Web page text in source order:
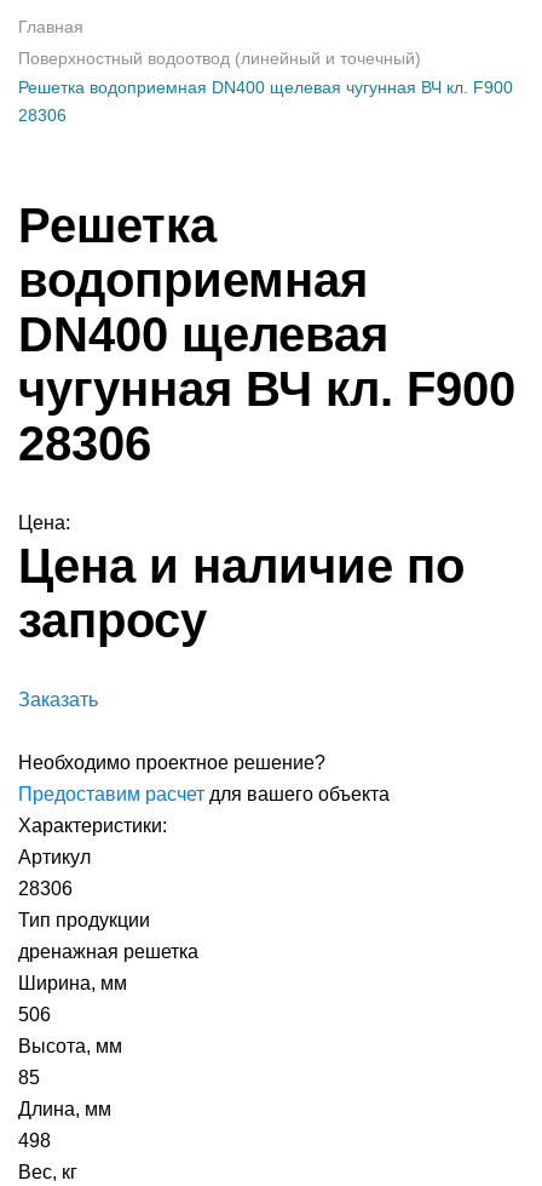
Главная
Поверхностный водоотвод (линейный и точечный)
Решетка водоприемная DN400 щелевая чугунная ВЧ кл. F900
28306
Решетка
водоприемная
DN400 щелевая
чугунная ВЧ кл. F900
28306
Цена:
Цена и наличие по
запросу
Заказать
Необходимо проектное решение?
Предоставим расчет для вашего объекта
Характеристики:
Артикул
28306
Тип продукции
дренажная решетка
Ширина, мм
506
Высота, мм
85
Длина, мм
498
Вес, кг